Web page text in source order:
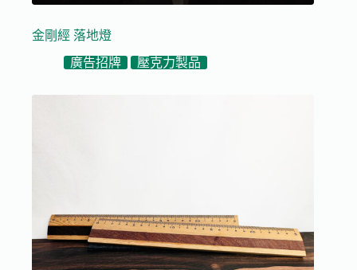
金剛經 落地燈
廣告招牌
壓克力製品